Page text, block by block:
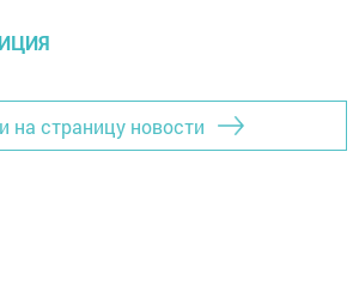
на страницу новости